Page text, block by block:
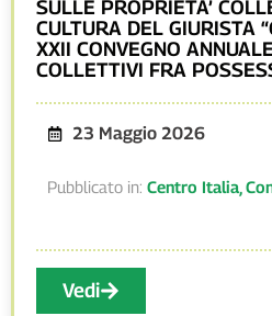
SULLE PROPRIETA’
CULTURA DEL GIURISTA
XXII CONVEGNO
COLLETTIVI FRA
23 Maggio 2026
Pubblicato in: Centro Italia,
Vedi